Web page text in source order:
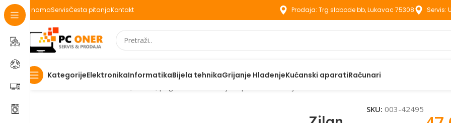
O namaServisČesta pitanjaKontakt Prodaja: Trg slobode bb, Lukavac 75308 Servis:
KategorijeElektronikaInformatikaBijela tehnikaGrijanje HlađenjeKućanski aparatiRačunari
Početna
SKU:003-42495